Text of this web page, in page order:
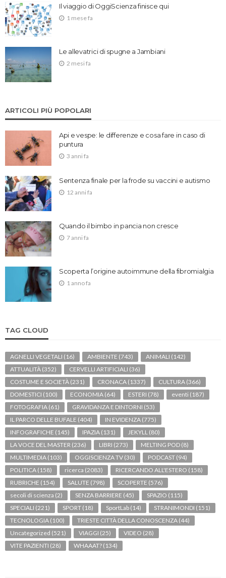
Il viaggio di OggiScienza finisce qui
1 mese fa
Le allevatrici di spugne a Jambiani
2 mesi fa
ARTICOLI PIÙ POPOLARI
Api e vespe: le differenze e cosa fare in caso di
puntura
3 anni fa
Sentenza finale per la frode su vaccini e autismo
12 anni fa
Quando il bimbo in pancia non cresce
7 anni fa
Scoperta l’origine autoimmune della fibromialgia
1 anno fa
TAG CLOUD
AGNELLI VEGETALI (16) AMBIENTE (743) ANIMALI (142)
ATTUALITÀ (352) CERVELLI ARTIFICIALI (36)
COSTUME E SOCIETÀ (231) CRONACA (1337) CULTURA (366)
DOMESTICI (100) ECONOMIA (64) ESTERI (78) eventi (187)
FOTOGRAFIA (61) GRAVIDANZA E DINTORNI (53)
IL PARCO DELLE BUFALE (404) IN EVIDENZA (775)
INFOGRAFICHE (145) IPAZIA (131) JEKYLL (80)
LA VOCE DEL MASTER (236) LIBRI (273) MELTING POD (8)
MULTIMEDIA (103) OGGISCIENZA TV (30) PODCAST (94)
POLITICA (158) ricerca (2083) RICERCANDO ALL'ESTERO (158)
RUBRICHE (154) SALUTE (798) SCOPERTE (576)
secoli di scienza (2) SENZA BARRIERE (45) SPAZIO (115)
SPECIALI (221) SPORT (18) SportLab (14) STRANIMONDI (151)
TECNOLOGIA (100) TRIESTE CITTÀ DELLA CONOSCENZA (44)
Uncategorized (521) VIAGGI (25) VIDEO (28)
VITE PAZIENTI (28) WHAAAT? (134)